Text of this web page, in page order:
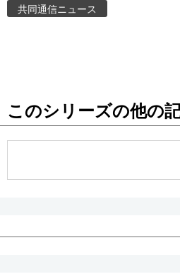
東京
共同通信ニュース
このシリーズの他の